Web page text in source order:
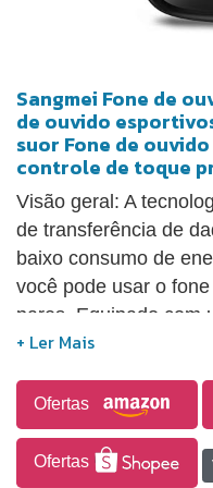
Sangmei Fone de
de ouvido
suor Fone de
controle de toque
Visão geral: A
de transferência de
baixo consumo de
você pode usar o
pares. Equipado com
de 300mAh para
realista. Isso trará a
usuário perfeita.
5.0 garante maior
Ofertas
Ofertas